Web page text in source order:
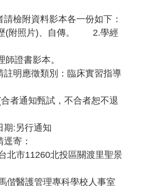
檢附資料影本各一份如下：
片)、自傳。 2.學經
書影本。
明應徵類別：臨床實習指導
甄試，不合者恕不退
:另行通知
寄：
北投區關渡里聖景
理專科學校人事室